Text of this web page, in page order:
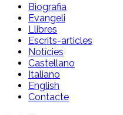
Biografia
Evangeli
Llibres
Escrits-articles
Notícies
Castellano
Italiano
English
Contacte